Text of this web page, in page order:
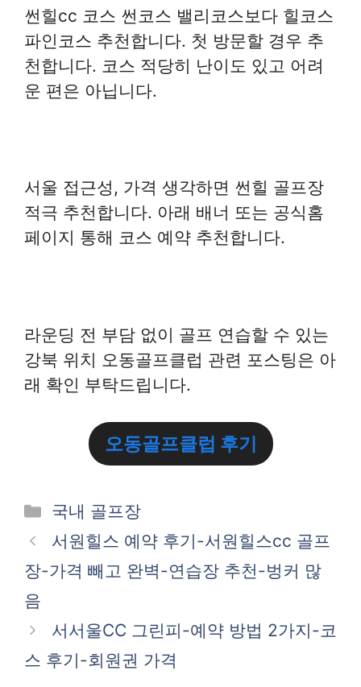
썬힐cc 코스 썬코스 밸리코스보다 힐코스
파인코스 추천합니다. 첫 방문할 경우 추
천합니다. 코스 적당히 난이도 있고 어려
운 편은 아닙니다.
서울 접근성, 가격 생각하면 썬힐 골프장
적극 추천합니다. 아래 배너 또는 공식홈
페이지 통해 코스 예약 추천합니다.
라운딩 전 부담 없이 골프 연습할 수 있는
강북 위치 오동골프클럽 관련 포스팅은 아
래 확인 부탁드립니다.
오동골프클럽 후기
카
테
리
국내 골프장
서원힐스 예약 후기-서원힐스cc 골프
장-가격 빼고 완벽-연습장 추천-벙커 많
음
서서울CC 그린피-예약 방법 2가지-코
스 후기-회원권 가격